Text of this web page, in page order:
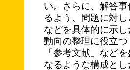
い。さらに、解答
るよう、問題に対
などを具体的に示
動向の整理に役立
「参考文献」など
なるような構成とし